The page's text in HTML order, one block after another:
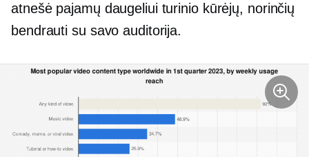
atnešė pajamų daugeliui turinio kūrėjų, norinčių
bendrauti su savo auditorija.